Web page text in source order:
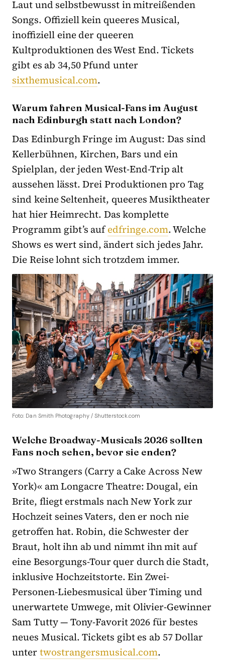
Laut und selbstbewusst in mitreißenden
Songs. Offiziell kein queeres Musical,
inoffiziell eine der queeren
Kultproduktionen des West End. Tickets
gibt es ab 34,50 Pfund unter
sixthemusical.com.
Warum fahren Musical-Fans im August
nach Edinburgh statt nach London?
Das Edinburgh Fringe im August: Das sind
Kellerbühnen, Kirchen, Bars und ein
Spielplan, der jeden West-End-Trip alt
aussehen lässt. Drei Produktionen pro Tag
sind keine Seltenheit, queeres Musiktheater
hat hier Heimrecht. Das komplette
Programm gibt’s aufedfringe.com. Welche
Shows es wert sind, ändert sich jedes Jahr.
Die Reise lohnt sich trotzdem immer.
Foto: Dan Smith Photography / Shutterstock.com
Welche Broadway-Musicals 2026 sollten
Fans noch sehen, bevor sie enden?
»Two Strangers (Carry a Cake Across New
York)« am Longacre Theatre: Dougal, ein
Brite, fliegt erstmals nach New York zur
Hochzeit seines Vaters, den er noch nie
getroffen hat. Robin, die Schwester der
Braut, holt ihn ab und nimmt ihn mit auf
eine Besorgungs-Tour quer durch die Stadt,
inklusive Hochzeitstorte. Ein Zwei-
Personen-Liebesmusical über Timing und
unerwartete Umwege, mit Olivier-Gewinner
Sam Tutty — Tony-Favorit 2026 für bestes
neues Musical. Tickets gibt es ab 57 Dollar
untertwostrangersmusical.com.